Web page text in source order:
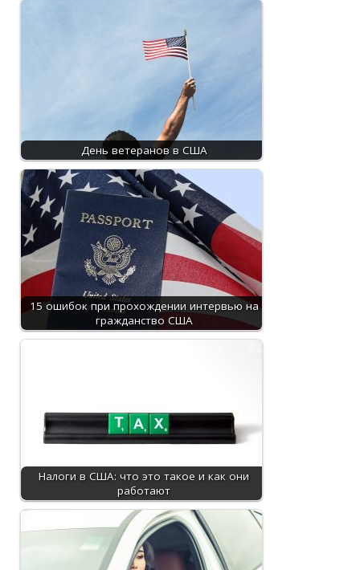
День ветеранов в США
15 ошибок при прохождении интервью на
гражданство США
Налоги в США: что это такое и как они
работают